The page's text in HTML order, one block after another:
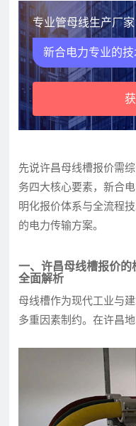
专业管母线生产厂
新合电力专业的
先说许昌母线槽报价需
务四大核心要素，新合
明化报价体系与全流程
的电力传输方案。
一、许昌母线槽报价
全面解析
母线槽作为现代工业与
多重因素制约。在许昌